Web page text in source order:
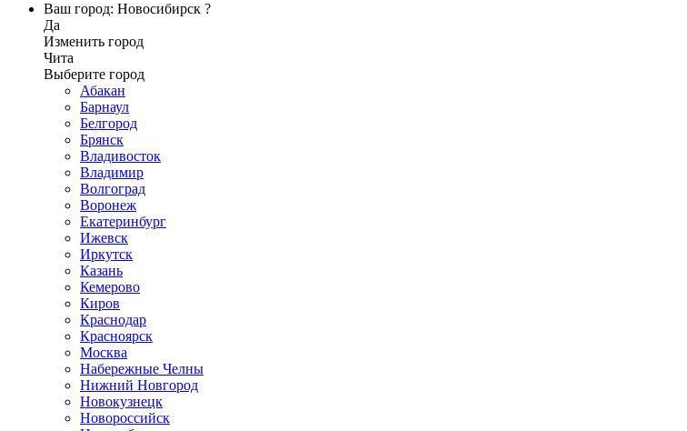
Ваш город: Новосибирск ?
Да
Изменить город
Чита
Выберите город
Абакан
Барнаул
Белгород
Брянск
Владивосток
Владимир
Волгоград
Воронеж
Екатеринбург
Ижевск
Иркутск
Казань
Кемерово
Киров
Краснодар
Красноярск
Москва
Набережные Челны
Нижний Новгород
Новокузнецк
Новороссийск